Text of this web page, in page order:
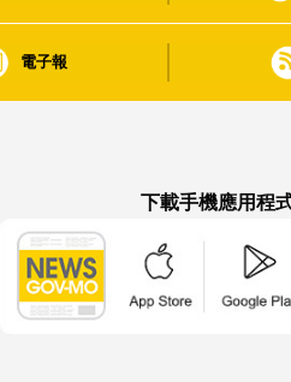
電子報
下載手機應用程